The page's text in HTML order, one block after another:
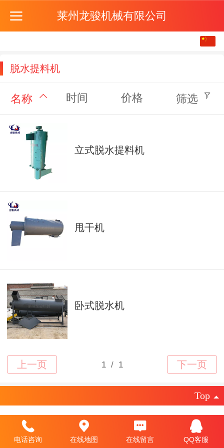
莱州龙骏机械有限公司
脱水提料机
名称 时间 价格 筛选
立式脱水提料机
甩干机
卧式脱水机
Top
2019 莱州龙骏机械有限公司版权所有
电话咨询 在线地图 在线留言 QQ客服